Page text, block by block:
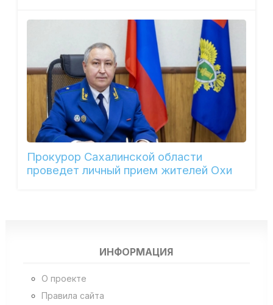
Прокурор Сахалинской области
проведет личный прием жителей Охи
ИНФОРМАЦИЯ
О проекте
Правила сайта